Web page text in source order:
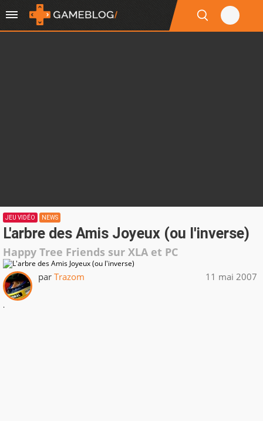
JEU VIDÉO NEWS
L'arbre des Amis Joyeux (ou l'inverse)
Happy Tree Friends sur XLA et PC
par Trazom 11 mai 2007
.